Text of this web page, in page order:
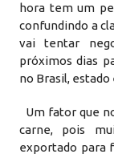
hora tem um
confundindo a
vai tentar
próximos dias
no Brasil, estado
Um fator que
carne, pois
exportado para